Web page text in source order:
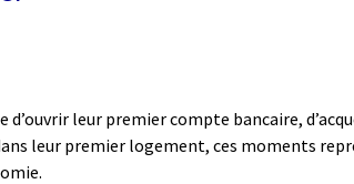
d’ouvrir leur premier compte bancaire,
leur premier logement, ces moments